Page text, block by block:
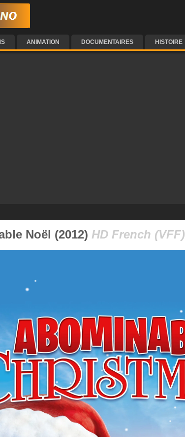
ANIMATION DOCUMENTAIRES HISTOIRE
Noël (2012) HD French (VFF)